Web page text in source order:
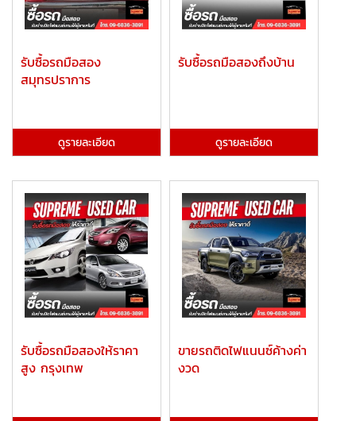
รับซื้อรถมือสอง
สมุทรปราการ
ดูรายละเอียด
รับซื้อรถมือสองถึงบ้าน
ดูรายละเอียด
รับซื้อรถมือสองให้ราคา
สูง กรุงเทพ
ขายรถติดไฟแนนซ์ค้างค่า
งวด